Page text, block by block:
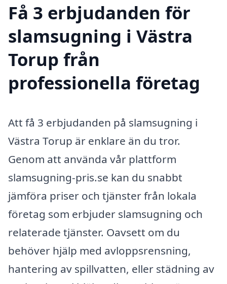
Få 3 erbjudanden för
slamsugning i Västra
Torup från
professionella företag
Att få 3 erbjudanden på slamsugning i
Västra Torup är enklare än du tror.
Genom att använda vår plattform
slamsugning-pris.se kan du snabbt
jämföra priser och tjänster från lokala
företag som erbjuder slamsugning och
relaterade tjänster. Oavsett om du
behöver hjälp med avloppsrensning,
hantering av spillvatten, eller städning av